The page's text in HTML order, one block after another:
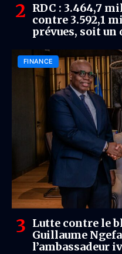
RDC : 3.464,7
contre 3.592,1
prévues, soit un
FINANCE
Lutte contre le
Guillaume
l’ambassadeur